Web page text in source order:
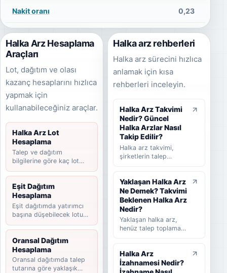
Nakit oranı 0,23
Halka Arz Hesaplama
Araçları
Lot, dağıtım ve olası
kazanç hesaplarını hızlıca
yapmak için
kullanabileceğiniz araçlar.
Halka Arz Lot
Hesaplama
Talep ve dağıtım
bilgilerine göre kaç lot
düşebileceğini hesaplayın.
Eşit Dağıtım
Hesaplama
Eşit dağıtımda yatırımcı
başına düşebilecek lotu
tahmin edin.
Oransal Dağıtım
Hesaplama
Oransal dağıtımda talep
tutarına göre yaklaşık
Halka arz rehberleri
Halka arz sürecini hızlıca
anlamak için kısa
rehberleri inceleyin.
Halka Arz Takvimi
Nedir? Güncel
Halka Arzlar Nasıl
Takip Edilir?
Halka arz takvimi,
şirketlerin talep
dağıtım yöntemini,
beklenen ve
tamamlanan halka arz
süreçlerini takip
etmeye yardımcı olan
rehber niteliğinde bir
listedir. Bu yazıda
nedir, nasıl okunur,
hangi bilgilere dikkat
edilmelidir ve
Yaklaşan Halka Arz
Ne Demek? Takvimi
Beklenen Halka Arz
Nedir?
Yaklaşan halka arz,
henüz talep toplama
tarafından takip
edilen şirketleri ifade
eder. Takvimi
Halka Arz
İzahnamesi Nedir?